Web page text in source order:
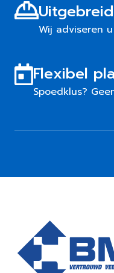
Wij adviseren
Flexibel
Spoedklus?